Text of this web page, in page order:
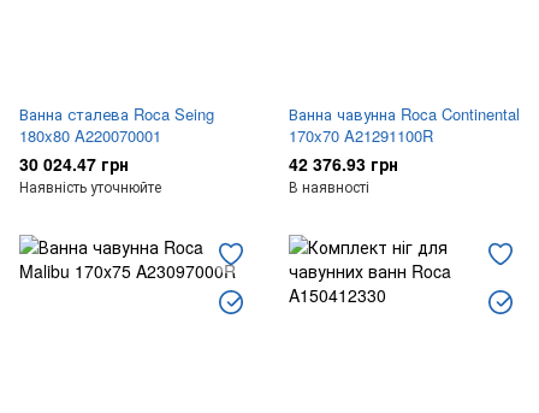
Ванна сталева Roca Seing
180x80 A220070001
30 024.47 грн
Наявність уточнюйте
Ванна чавунна Roca Continental
170x70 A21291100R
42 376.93 грн
В наявності